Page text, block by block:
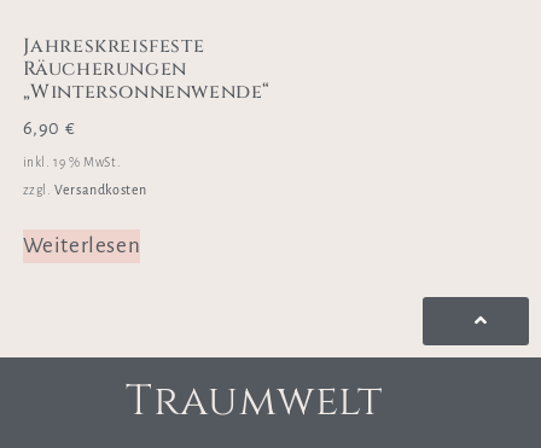
Jahreskreisfeste
Räucherungen
„Wintersonnenwende“
6,90 €
inkl. 19 % MwSt.
zzgl.Versandkosten
Weiterlesen
Traumwelt